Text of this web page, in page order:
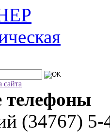
телефоны
(34767) 5-